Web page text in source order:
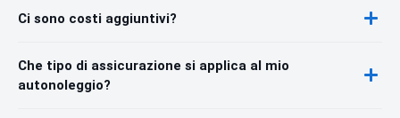
Ci sono costi aggiuntivi?
Che tipo di assicurazione si applica al mio
autonoleggio?